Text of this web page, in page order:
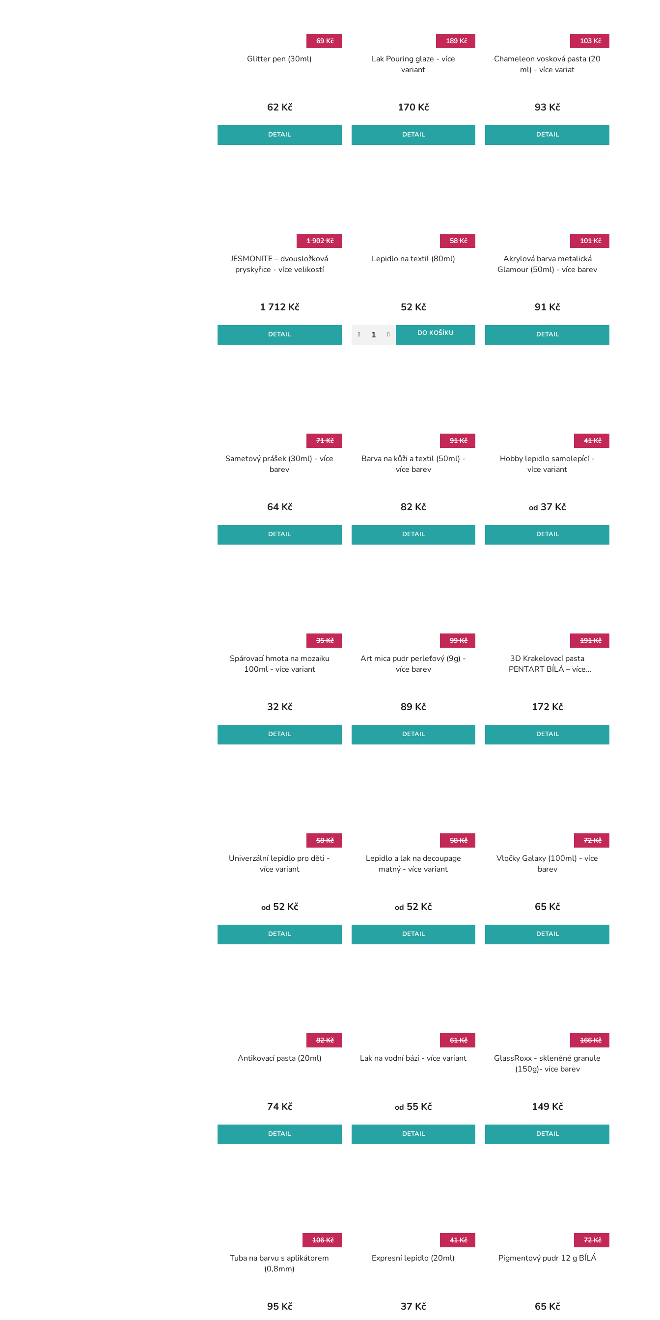
69 Kč
Glitter pen (30ml)
62 Kč
DETAIL
189 Kč
Lak Pouring glaze - více
variant
170 Kč
DETAIL
103 Kč
Chameleon vosková pasta (20
ml) - více variat
93 Kč
DETAIL
1 902 Kč
JESMONITE – dvousložková
pryskyřice - více velikostí
1 712 Kč
DETAIL
58 Kč
Lepidlo na textil (80ml)
52 Kč
DO KOŠÍKU
101 Kč
Akrylová barva metalická
Glamour (50ml) - více barev
91 Kč
DETAIL
71 Kč
Sametový prášek (30ml) - více
barev
64 Kč
DETAIL
91 Kč
Barva na kůži a textil (50ml) -
více barev
82 Kč
DETAIL
41 Kč
Hobby lepidlo samolepící -
více variant
od 37 Kč
DETAIL
35 Kč
Spárovací hmota na mozaiku
100ml - více variant
32 Kč
DETAIL
99 Kč
Art mica pudr perleťový (9g) -
více barev
89 Kč
DETAIL
191 Kč
3D Krakelovací pasta
PENTART BÍLÁ – více
172 Kč
DETAIL
58 Kč
Univerzální lepidlo pro děti -
více variant
od 52 Kč
DETAIL
58 Kč
Lepidlo a lak na decoupage
matný - více variant
od 52 Kč
DETAIL
72 Kč
Vločky Galaxy (100ml) - více
barev
65 Kč
DETAIL
82 Kč
Antikovací pasta (20ml)
74 Kč
DETAIL
61 Kč
Lak na vodní bázi - více variant
od 55 Kč
DETAIL
166 Kč
GlassRoxx - skleněné granule
(150g)- více barev
149 Kč
DETAIL
106 Kč
Tuba na barvu s aplikátorem
(0,8mm)
95 Kč
41 Kč
Expresní lepidlo (20ml)
37 Kč
72 Kč
Pigmentový pudr 12 g BÍLÁ
65 Kč